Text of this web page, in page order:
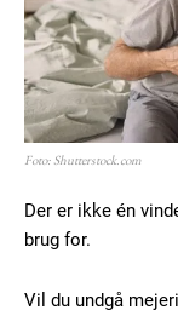
Foto: Shutterstock.com
Der er ikke én
brug for.
Vil du undgå